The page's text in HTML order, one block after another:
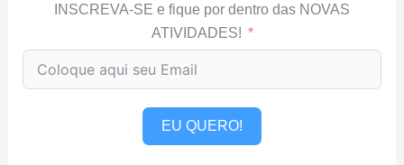
INSCREVA-SE e fique por dentro das NOVAS
ATIVIDADES!
EU QUERO!